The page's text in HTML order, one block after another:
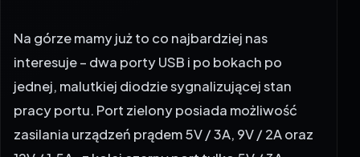
interesuje – dwa porty USB i po bokach po
jednej, malutkiej diodzie sygnalizującej stan
pracy portu. Port zielony posiada możliwość
zasilania urządzeń prądem 5V / 3A, 9V / 2A oraz
12V / 1.5A, z kolei czarny port tylko 5V / 3A.